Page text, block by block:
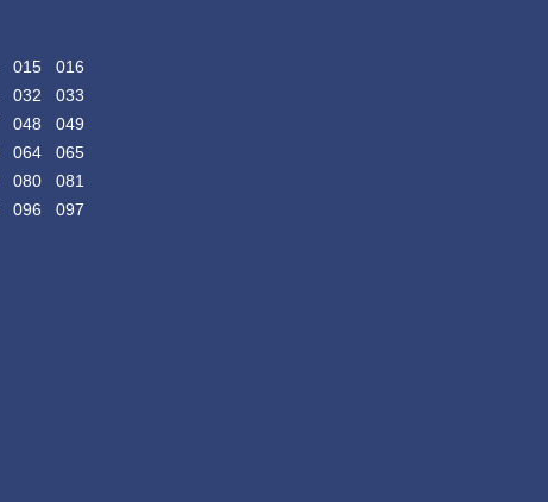
015
016
032
033
048
049
064
065
080
081
096
097